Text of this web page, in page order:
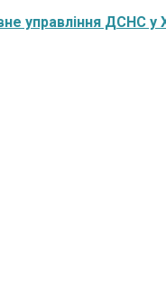
управління ДСНС у